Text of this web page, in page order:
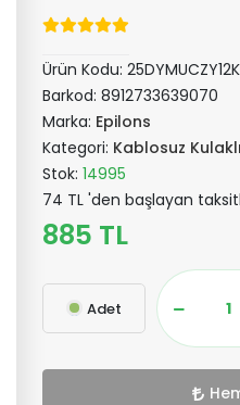
Ürün Kodu:
Barkod: 8912733639070
Marka: Epilons
Kategori: Kablosuz
Stok: 14995
74 TL 'den başlayan
885 TL
Adet